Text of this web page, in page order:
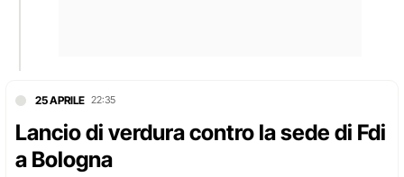
25 APRILE 22:35
Lancio di verdura contro la sede di Fdi
a Bologna